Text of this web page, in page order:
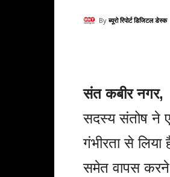
By ब्यूरो रिपोर्ट डिजिटल डेस्क
संत कबीर नगर,
सदस्य संतोष ने
गंभीरता से लिया
समेत वापस